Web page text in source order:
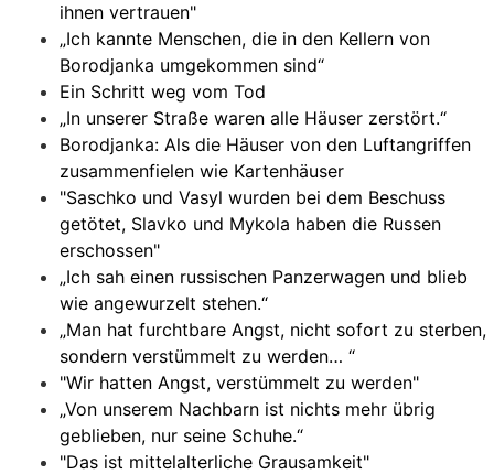
ihnen vertrauen"
„Ich kannte Menschen, die in den Kellern von
Borodjanka umgekommen sind“
Ein Schritt weg vom Tod
„In unserer Straße waren alle Häuser zerstört.“
Borodjanka: Als die Häuser von den Luftangriffen
zusammenfielen wie Kartenhäuser
"Saschko und Vasyl wurden bei dem Beschuss
getötet, Slavko und Mykola haben die Russen
erschossen"
„Ich sah einen russischen Panzerwagen und blieb
wie angewurzelt stehen.“
„Man hat furchtbare Angst, nicht sofort zu sterben,
sondern verstümmelt zu werden… “
"Wir hatten Angst, verstümmelt zu werden"
„Von unserem Nachbarn ist nichts mehr übrig
geblieben, nur seine Schuhe.“
"Das ist mittelalterliche Grausamkeit"